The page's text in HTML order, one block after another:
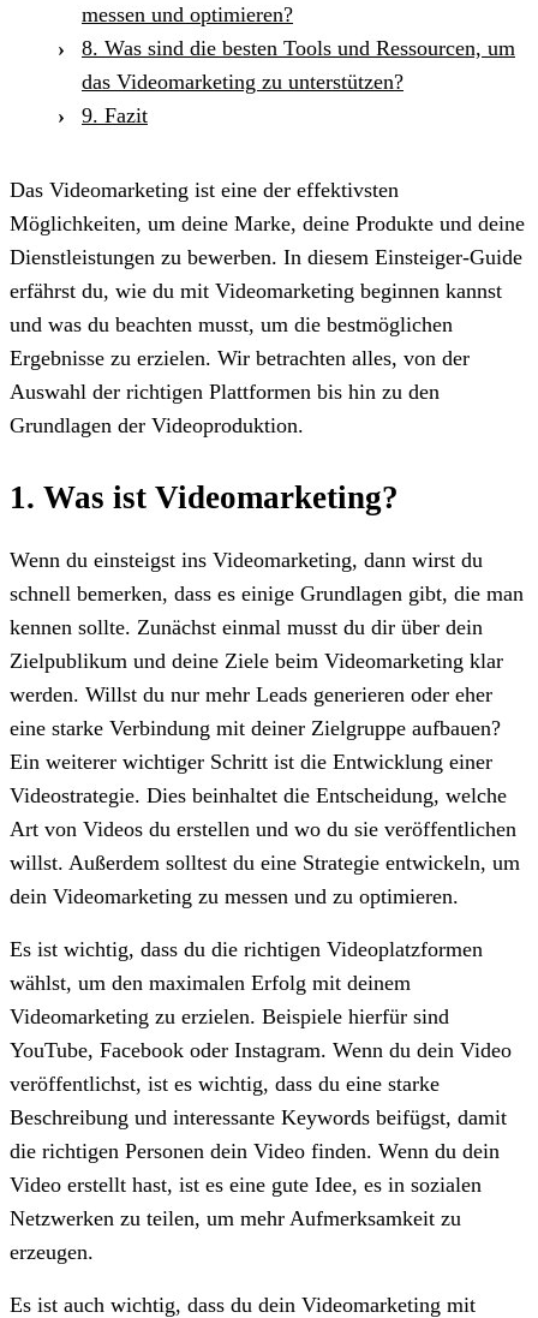
messen und optimieren?
8. Was sind die besten Tools und Ressourcen, um
das Videomarketing zu unterstützen?
9. Fazit
Das Videomarketing ist eine der effektivsten
Möglichkeiten, um deine Marke, deine Produkte und deine
Dienstleistungen zu bewerben. In diesem Einsteiger-Guide
erfährst du, wie du mit Videomarketing beginnen kannst
und was du beachten musst, um die bestmöglichen
Ergebnisse zu erzielen. Wir betrachten alles, von der
Auswahl der richtigen Plattformen bis hin zu den
Grundlagen der Videoproduktion.
1. Was ist Videomarketing?
Wenn du einsteigst ins Videomarketing, dann wirst du
schnell bemerken, dass es einige Grundlagen gibt, die man
kennen sollte. Zunächst einmal musst du dir über dein
Zielpublikum und deine Ziele beim Videomarketing klar
werden. Willst du nur mehr Leads generieren oder eher
eine starke Verbindung mit deiner Zielgruppe aufbauen?
Ein weiterer wichtiger Schritt ist die Entwicklung einer
Videostrategie. Dies beinhaltet die Entscheidung, welche
Art von Videos du erstellen und wo du sie veröffentlichen
willst. Außerdem solltest du eine Strategie entwickeln, um
dein Videomarketing zu messen und zu optimieren.
Es ist wichtig, dass du die richtigen Videoplatzformen
wählst, um den maximalen Erfolg mit deinem
Videomarketing zu erzielen. Beispiele hierfür sind
YouTube, Facebook oder Instagram. Wenn du dein Video
veröffentlichst, ist es wichtig, dass du eine starke
Beschreibung und interessante Keywords beifügst, damit
die richtigen Personen dein Video finden. Wenn du dein
Video erstellt hast, ist es eine gute Idee, es in sozialen
Netzwerken zu teilen, um mehr Aufmerksamkeit zu
erzeugen.
Es ist auch wichtig, dass du dein Videomarketing mit